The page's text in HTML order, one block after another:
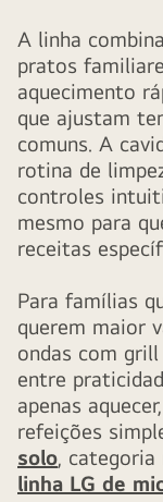
A linha
pratos
aquecimento
que ajustam
comuns. A
rotina de
controles
mesmo para
receitas
Para famílias
querem maior
ondas com
entre
apenas
refeições
solo, categoria
linha LG de